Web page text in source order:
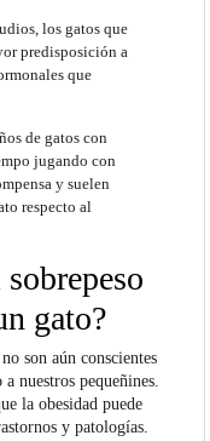
los gatos que
predisposición a
que
de gatos con
jugando con
y suelen
respecto al
gato?
son aún conscientes
nuestros pequeñines.
la obesidad puede
y patologías.